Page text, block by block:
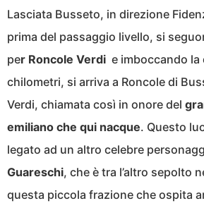
Lasciata Busseto, in direzione
prima del passaggio livello, si
per Roncole Verdi e imboccando
chilometri, si arriva a Roncole di
Verdi, chiamata così in onore del
emiliano che qui nacque. Questo
legato ad un altro celebre
Guareschi, che è tra l’altro sepolto
questa piccola frazione che ospita